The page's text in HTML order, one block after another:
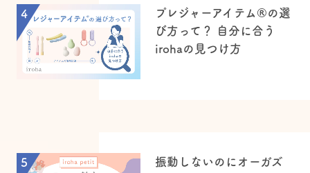
4
プレジャーアイテム®の選
び方って？ 自分に合う
irohaの見つけ方
5
振動しないのにオーガズ